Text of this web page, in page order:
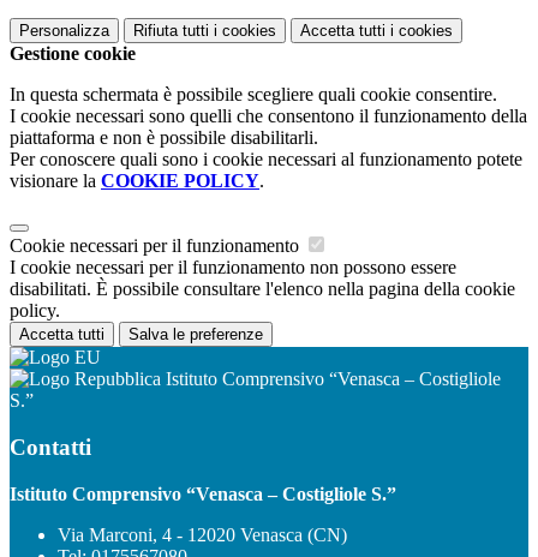
Personalizza Rifiuta tutti i cookies Accetta tutti i cookies
Gestione cookie
In questa schermata è possibile scegliere quali cookie consentire.
I cookie necessari sono quelli che consentono il funzionamento della
piattaforma e non è possibile disabilitarli.
Per conoscere quali sono i cookie necessari al funzionamento potete
visionare la COOKIE POLICY.
Cookie necessari per il funzionamento
I cookie necessari per il funzionamento non possono essere
disabilitati. È possibile consultare l'elenco nella pagina della cookie
policy.
Accetta tutti Salva le preferenze
Istituto Comprensivo “Venasca – Costigliole
S.”
Contatti
Istituto Comprensivo “Venasca – Costigliole S.”
Via Marconi, 4 - 12020 Venasca (CN)